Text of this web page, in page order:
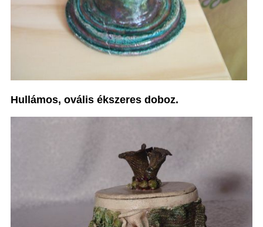
Hullámos, ovális ékszeres doboz.